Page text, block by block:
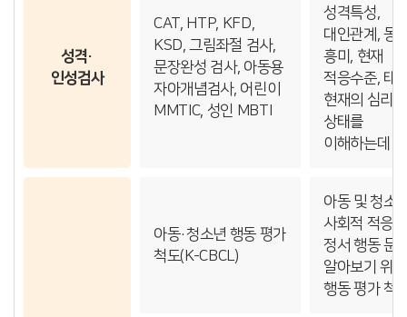
성격·
인성검사
CAT, HTP, KFD,
KSD, 그림좌절 검사,
문장완성 검사, 아동용
자아개념검사, 어린이
MMTIC, 성인 MBTI
성격특성,
대인관계, 동
흥미, 현재
적응수준, 태
현재의 심리
상태를
이해하는데
아동·청소년 행동 평가
척도(K-CBCL)
아동 및 청소
사회적 적응
정서 행동 문
알아보기 위한
행동 평가 척